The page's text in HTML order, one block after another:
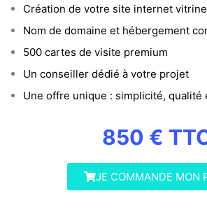
Création de votre site internet vitrine
Nom de domaine et hébergement
500 cartes de visite premium
Un conseiller dédié à votre projet
Une offre unique : simplicité, qualité
850 €
JE COMMANDE MON